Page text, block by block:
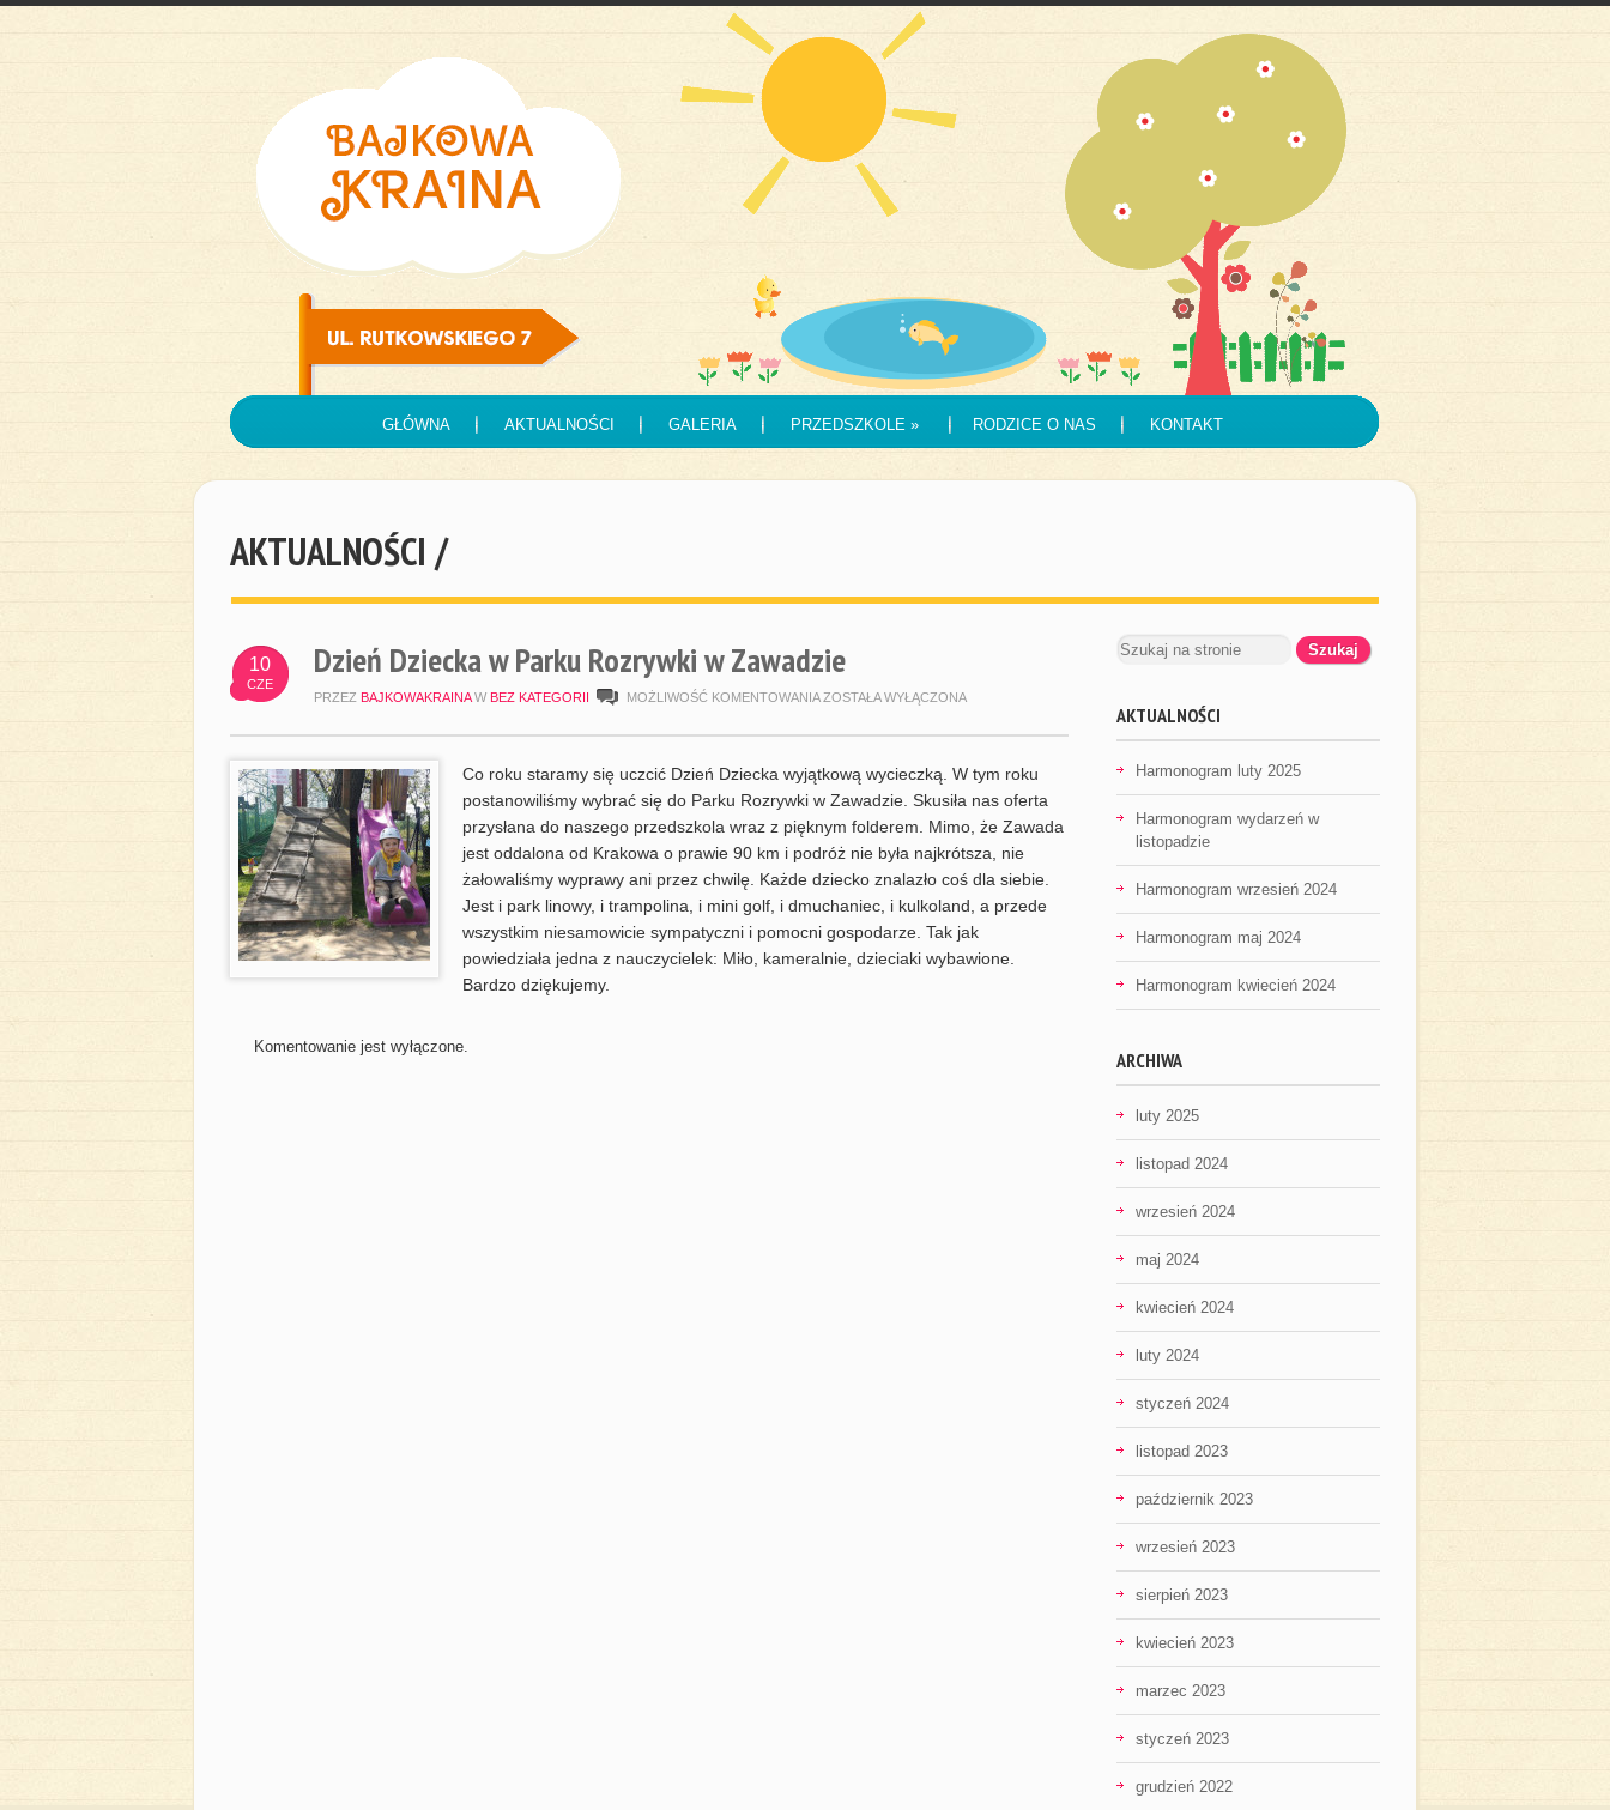
GŁÓWNA AKTUALNOŚCI GALERIA PRZEDSZKOLE» RODZICE O NAS KONTAKT
AKTUALNOŚCI /
10
CZE
Dzień Dziecka w Parku Rozrywki w Zawadzie
PRZEZ BAJKOWAKRAINA W BEZ KATEGORII MOŻLIWOŚĆ KOMENTOWANIA DZIEŃ
PARKU
ROZRYWKI
W
ZAWADZIE
ZOSTAŁA WYŁĄCZONA
Co roku staramy się uczcić Dzień Dziecka wyjątkową wycieczką. W tym roku
postanowiliśmy wybrać się do Parku Rozrywki w Zawadzie. Skusiła nas oferta
przysłana do naszego przedszkola wraz z pięknym folderem. Mimo, że Zawada
jest oddalona od Krakowa o prawie 90 km i podróż nie była najkrótsza, nie
żałowaliśmy wyprawy ani przez chwilę. Każde dziecko znalazło coś dla siebie.
Jest i park linowy, i trampolina, i mini golf, i dmuchaniec, i kulkoland, a przede
wszystkim niesamowicie sympatyczni i pomocni gospodarze. Tak jak
powiedziała jedna z nauczycielek: Miło, kameralnie, dzieciaki wybawione.
Bardzo dziękujemy.
Komentowanie jest wyłączone.
AKTUALNOŚCI
Harmonogram luty 2025
Harmonogram wydarzeń w
listopadzie
Harmonogram wrzesień 2024
Harmonogram maj 2024
Harmonogram kwiecień 2024
ARCHIWA
luty 2025
listopad 2024
wrzesień 2024
maj 2024
kwiecień 2024
luty 2024
styczeń 2024
listopad 2023
październik 2023
wrzesień 2023
sierpień 2023
kwiecień 2023
marzec 2023
styczeń 2023
grudzień 2022